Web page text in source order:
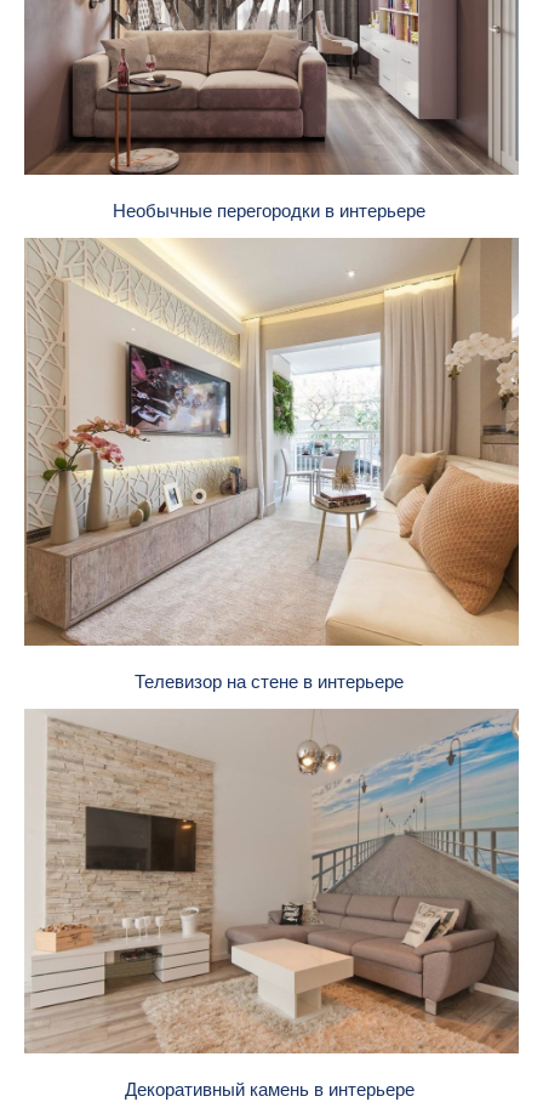
Необычные перегородки в интерьере
Телевизор на стене в интерьере
Декоративный камень в интерьере